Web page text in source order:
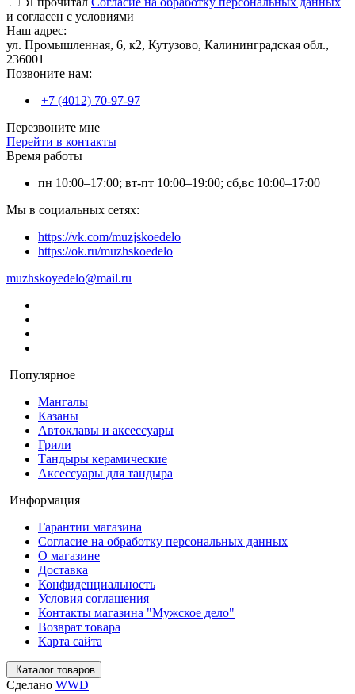
и согласен с условиями
Наш адрес:
ул. Промышленная, 6, к2, Кутузово, Калининградская обл.,
236001
Позвоните нам:
+7 (4012) 70-97-97
Перезвоните мне
Перейти в контакты
Время работы
пн 10:00–17:00; вт-пт 10:00–19:00; сб,вс 10:00–17:00
Мы в социальных сетях:
https://vk.com/muzjskoedelo
https://ok.ru/muzhskoedelo
muzhskoyedelo@mail.ru
Популярное
Мангалы
Казаны
Автоклавы и аксессуары
Грили
Тандыры керамические
Аксессуары для тандыра
Информация
Гарантии магазина
Согласие на обработку персональных данных
О магазине
Доставка
Конфиденциальность
Условия соглашения
Контакты магазина "Мужское дело"
Возврат товара
Карта сайта
Каталог товаров
Сделано WWD